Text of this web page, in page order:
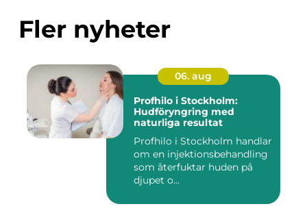
Fler nyheter
06. aug
Profhilo i Stockholm:
Hudföryngring med
naturliga resultat
Profhilo i Stockholm handlar
om en injektionsbehandling
som återfuktar huden på
djupet o...